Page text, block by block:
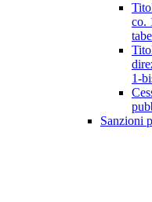
co.
1-
Sanzioni